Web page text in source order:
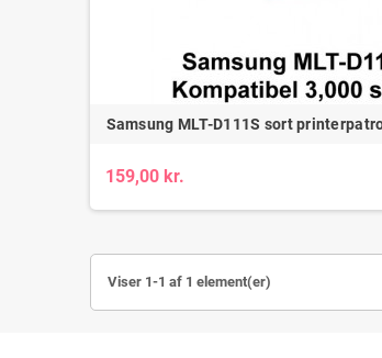
Samsung MLT-D111S sort
159,00 kr.
Viser 1-1 af 1 element(er)